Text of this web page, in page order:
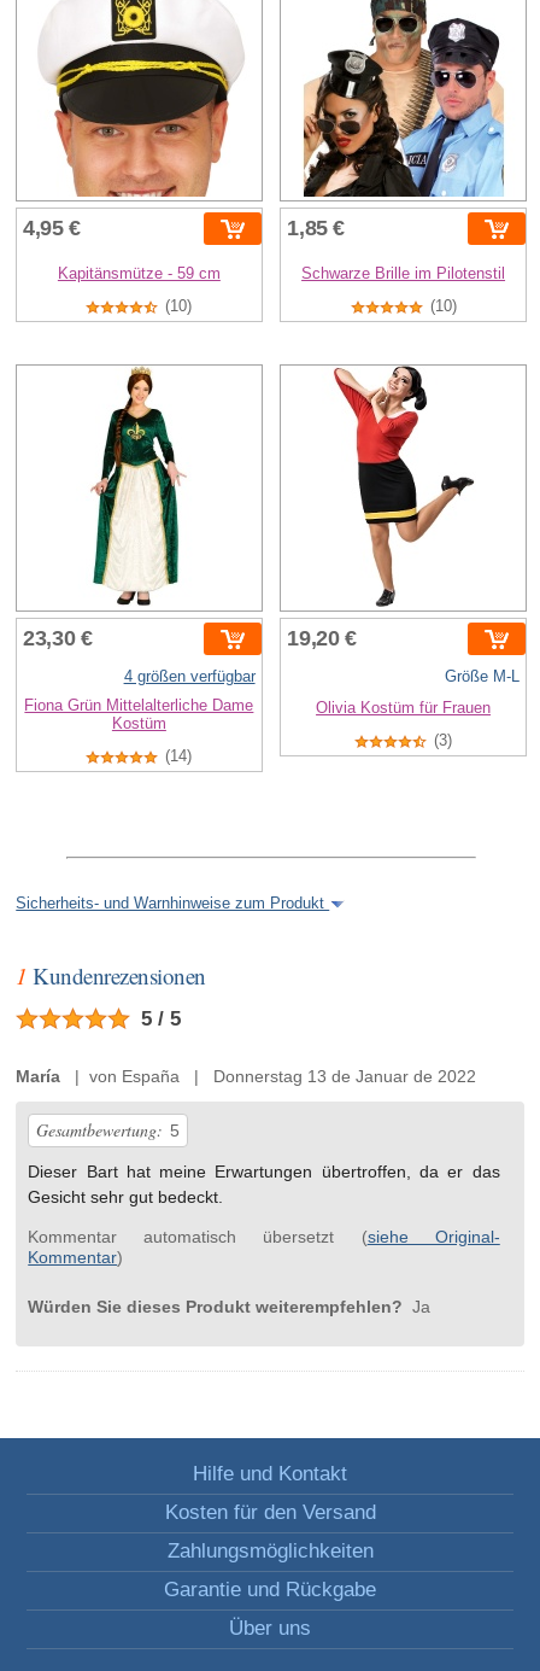
4,95 €
Kapitänsmütze - 59 cm
(10)
1,85 €
Schwarze Brille im Pilotenstil
(10)
23,30 €
4 größen verfügbar
Fiona Grün Mittelalterliche Dame
Kostüm
(14)
19,20 €
Größe M-L
Olivia Kostüm für Frauen
(3)
Sicherheits- und Warnhinweise zum Produkt
1 Kundenrezensionen
5 / 5
María | von España | Donnerstag 13 de Januar de 2022
Gesamtbewertung: 5
Dieser Bart hat meine Erwartungen übertroffen, da er das
Gesicht sehr gut bedeckt.
Kommentar automatisch übersetzt (siehe Original-
Kommentar)
Würden Sie dieses Produkt weiterempfehlen? Ja
Hilfe und Kontakt
Kosten für den Versand
Zahlungsmöglichkeiten
Garantie und Rückgabe
Über uns